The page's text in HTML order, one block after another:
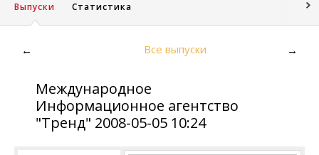
Выпуски Статистика
← Все выпуски →
Международное
Информационное агентство
"Тренд" 2008-05-05 10:24